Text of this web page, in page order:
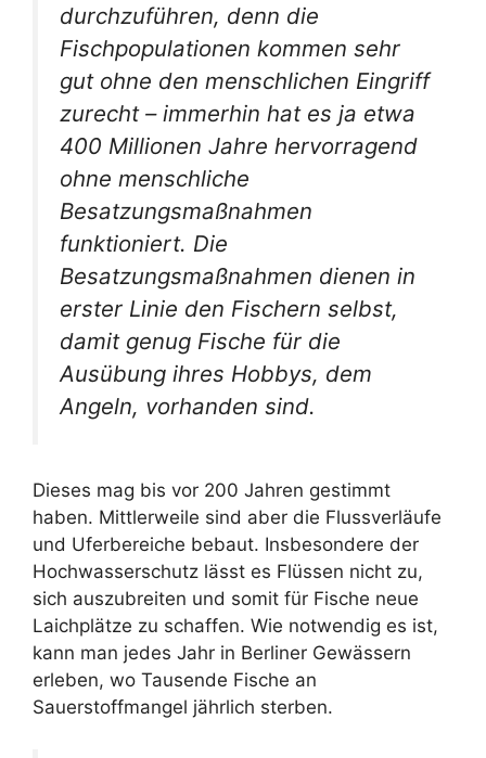
durchzuführen, denn die
Fischpopulationen kommen sehr
gut ohne den menschlichen Eingriff
zurecht – immerhin hat es ja etwa
400 Millionen Jahre hervorragend
ohne menschliche
Besatzungsmaßnahmen
funktioniert. Die
Besatzungsmaßnahmen dienen in
erster Linie den Fischern selbst,
damit genug Fische für die
Ausübung ihres Hobbys, dem
Angeln, vorhanden sind.
Dieses mag bis vor 200 Jahren gestimmt
haben. Mittlerweile sind aber die Flussverläufe
und Uferbereiche bebaut. Insbesondere der
Hochwasserschutz lässt es Flüssen nicht zu,
sich auszubreiten und somit für Fische neue
Laichplätze zu schaffen. Wie notwendig es ist,
kann man jedes Jahr in Berliner Gewässern
erleben, wo Tausende Fische an
Sauerstoffmangel jährlich sterben.